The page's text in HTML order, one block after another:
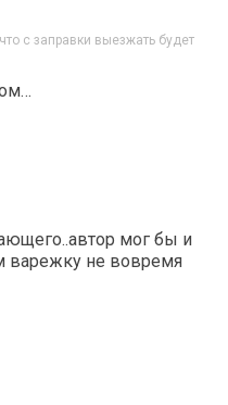
с заправки выезжать будет
мог бы и
варежку не вовремя